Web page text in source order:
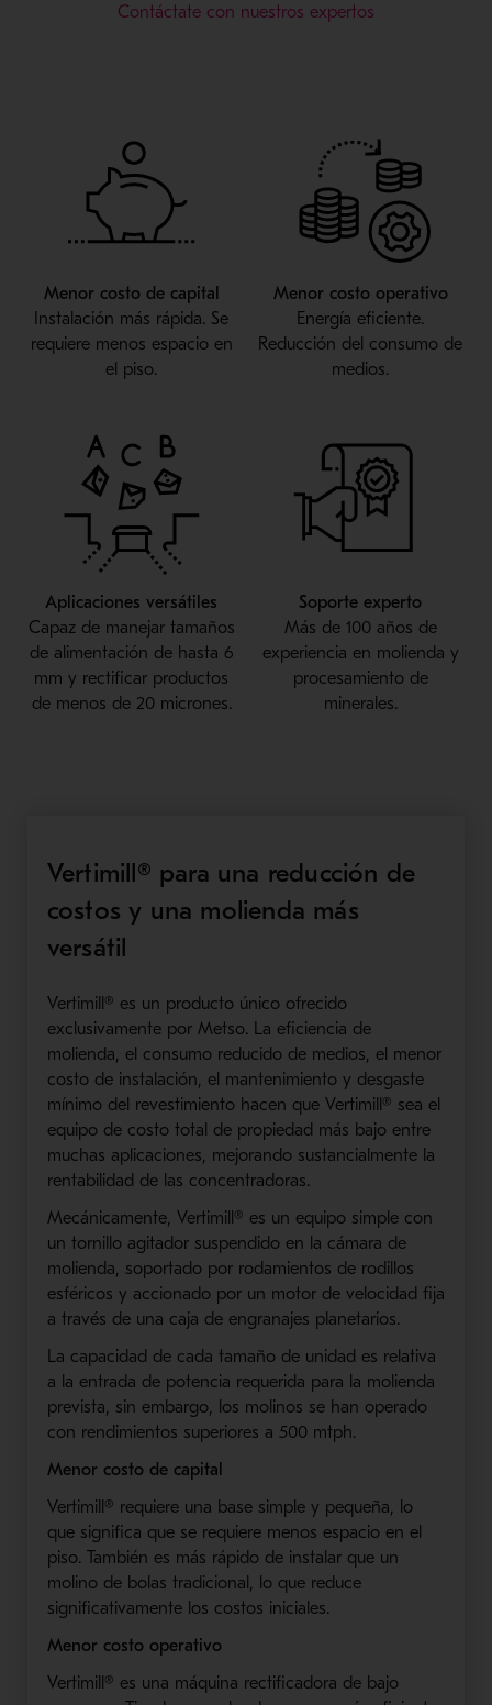
Contáctate con nuestros expertos
Menor costo de capital
Instalación más rápida. Se
requiere menos espacio en
el piso.
Menor costo operativo
Energía eficiente.
Reducción del consumo de
medios.
Aplicaciones versátiles
Capaz de manejar tamaños
de alimentación de hasta 6
mm y rectificar productos
de menos de 20 micrones.
Soporte experto
Más de 100 años de
experiencia en molienda y
procesamiento de
minerales.
Vertimill® para una reducción de
costos y una molienda más
versátil
Vertimill® es un producto único ofrecido
exclusivamente por Metso. La eficiencia de
molienda, el consumo reducido de medios, el menor
costo de instalación, el mantenimiento y desgaste
mínimo del revestimiento hacen que Vertimill® sea el
equipo de costo total de propiedad más bajo entre
muchas aplicaciones, mejorando sustancialmente la
rentabilidad de las concentradoras.
Mecánicamente, Vertimill® es un equipo simple con
un tornillo agitador suspendido en la cámara de
molienda, soportado por rodamientos de rodillos
esféricos y accionado por un motor de velocidad fija
a través de una caja de engranajes planetarios.
La capacidad de cada tamaño de unidad es relativa
a la entrada de potencia requerida para la molienda
prevista, sin embargo, los molinos se han operado
con rendimientos superiores a 500 mtph.
Menor costo de capital
Vertimill® requiere una base simple y pequeña, lo
que significa que se requiere menos espacio en el
piso. También es más rápido de instalar que un
molino de bolas tradicional, lo que reduce
significativamente los costos iniciales.
Menor costo operativo
Vertimill® es una máquina rectificadora de bajo